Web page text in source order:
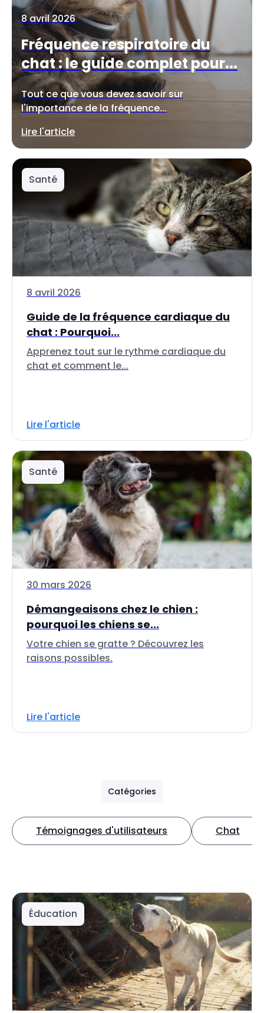
8 avril 2026
Fréquence respiratoire du
chat : le guide complet pour...
Tout ce que vous devez savoir sur
l'importance de la fréquence...
Lire l'article
Santé
8 avril 2026
Guide de la fréquence cardiaque du
chat : Pourquoi...
Apprenez tout sur le rythme cardiaque du
chat et comment le...
Lire l'article
Santé
30 mars 2026
Démangeaisons chez le chien :
pourquoi les chiens se...
Votre chien se gratte ? Découvrez les
raisons possibles.
Lire l'article
Catégories
Témoignages d'utilisateurs Chat
Éducation